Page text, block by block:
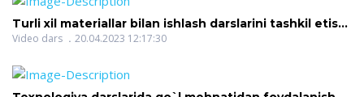
Turli xil materiallar bilan ishlash darslarini tashkil etish
me(QURBONOVA SHOIRA NARZULLAYEVNA)
Video dars 20.04.2023 12:17:30